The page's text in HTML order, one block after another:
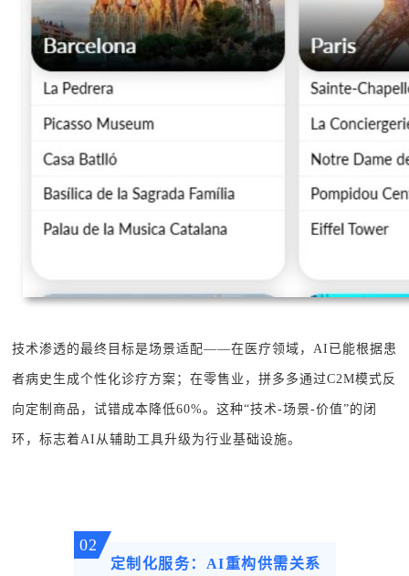
技术渗透的最终目标是场景适配——在医疗领域，AI已能根据患
者病史生成个性化诊疗方案；在零售业，拼多多通过C2M模式反
向定制商品，试错成本降低60%。这种“技术-场景-价值”的闭
环，标志着AI从辅助工具升级为行业基础设施。
02
定制化服务：AI重构供需关系